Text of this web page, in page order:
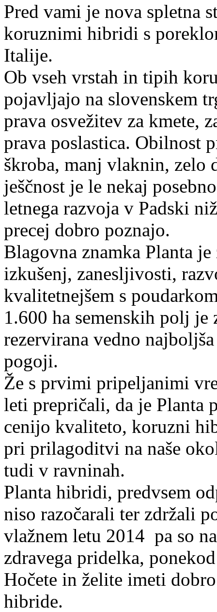
Pred vami je nova spletna
koruznimi hibridi s
Italije.
Ob vseh vrstah in tipih
pojavljajo na slovenskem
prava osvežitev za kmete,
prava poslastica. Obilnost
škroba, manj vlaknin, zelo
ješčnost je le nekaj
letnega razvoja v Padski
precej dobro poznajo.
Blagovna znamka Planta
izkušenj, zanesljivosti,
kvalitetnejšem s
1.600 ha semenskih polj je
rezervirana vedno
pogoji.
Že s prvimi pripeljanimi
leti prepričali, da je Planta
cenijo kvaliteto, koruzni
pri prilagoditvi na naše
tudi v ravninah.
Planta hibridi, predvsem
niso razočarali ter zdržali
vlažnem letu 2014 pa so
zdravega pridelka,
Hočete in želite imeti
hibride.